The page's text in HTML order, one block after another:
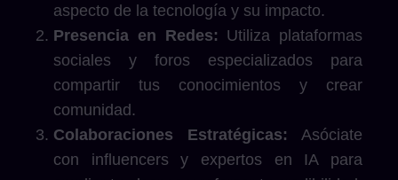
aspecto de la tecnología y su impacto.
Presencia en Redes: Utiliza plataformas
sociales y foros especializados para
compartir tus conocimientos y crear
comunidad.
Colaboraciones Estratégicas: Asóciate
con influencers y expertos en IA para